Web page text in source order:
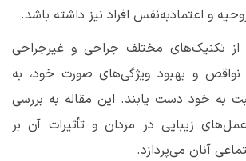
و اعتمادبه‌نفس افراد نیز داشته باشد.
از تکنیک‌های مختلف جراحی و غیرجراحی
نواقص و بهبود ویژگی‌های صورت خود، به
به خود دست یابند. این مقاله به بررسی
زیبایی در مردان و تأثیرات آن بر
آنان می‌پردازد.